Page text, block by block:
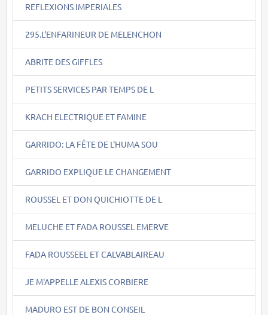
REFLEXIONS IMPERIALES
295.L'ENFARINEUR DE MELENCHON
ABRITE DES GIFFLES
PETITS SERVICES PAR TEMPS DE L
KRACH ELECTRIQUE ET FAMINE
GARRIDO: LA FÊTE DE L'HUMA SOU
GARRIDO EXPLIQUE LE CHANGEMENT
ROUSSEL ET DON QUICHIOTTE DE L
MELUCHE ET FADA ROUSSEL EMERVE
FADA ROUSSEEL ET CALVABLAIREAU
JE M'APPELLE ALEXIS CORBIERE
MADURO EST DE BON CONSEIL